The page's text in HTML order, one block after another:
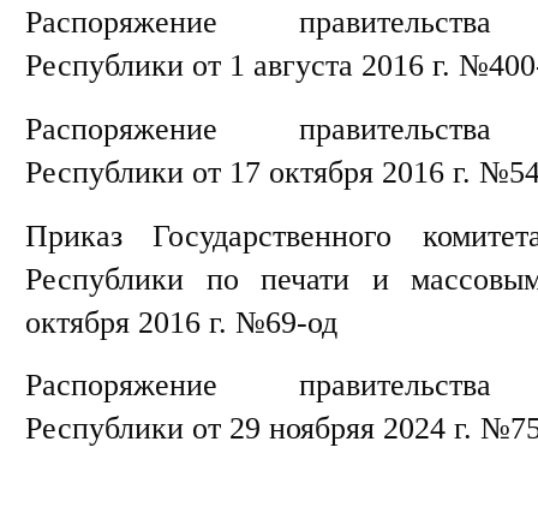
Распоряжение правительства
Республики от 1 августа 2016 г.
Распоряжение правительства
Республики от 17 октября 2016 г.
Приказ Государственного
Республики по печати и
октября 2016 г. №69-од
Распоряжение правительства
Республики от 29 ноябряя 2024 г.